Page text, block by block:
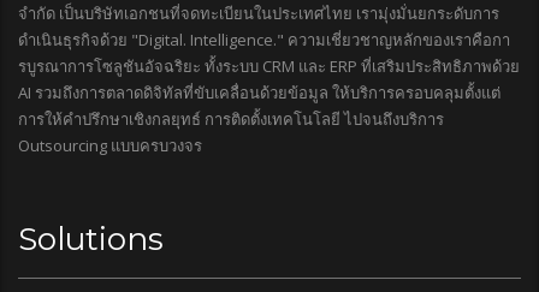
จำกัด เป็นบริษัทเอกชนที่จดทะเบียนในประเทศไทย เรามุ่งมั่นยกระดับการ
ดำเนินธุรกิจด้วย "Digital. Intelligence." ความเชี่ยวชาญหลักของเราคือกา
รบูรณาการโซลูชันอัจฉริยะ ทั้งระบบ CRM และ ERP ที่เสริมประสิทธิภาพด้วย
AI รวมถึงการตลาดดิจิทัลที่ขับเคลื่อนด้วยข้อมูล ให้บริการครอบคลุมตั้งแต่
การให้คำปรึกษาเชิงกลยุทธ์ การติดตั้งเทคโนโลยี ไปจนถึงบริการ
Outsourcing แบบครบวงจร
Solutions